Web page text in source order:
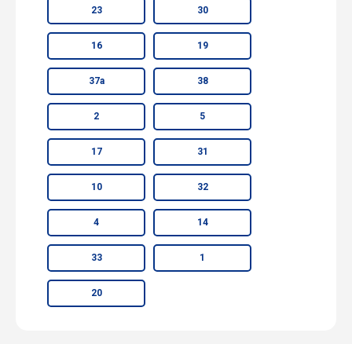
23 30
16 19
37а 38
2 5
17 31
10 32
4 14
33 1
20